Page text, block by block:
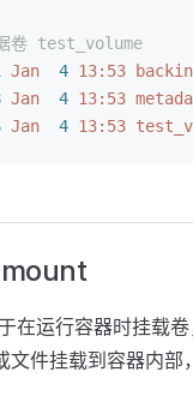
卷 test_volume
Jan
  4
13:53
Jan
  4
13:53
Jan
  4
13:53
在运行容器时挂载
文件挂载到容器内部